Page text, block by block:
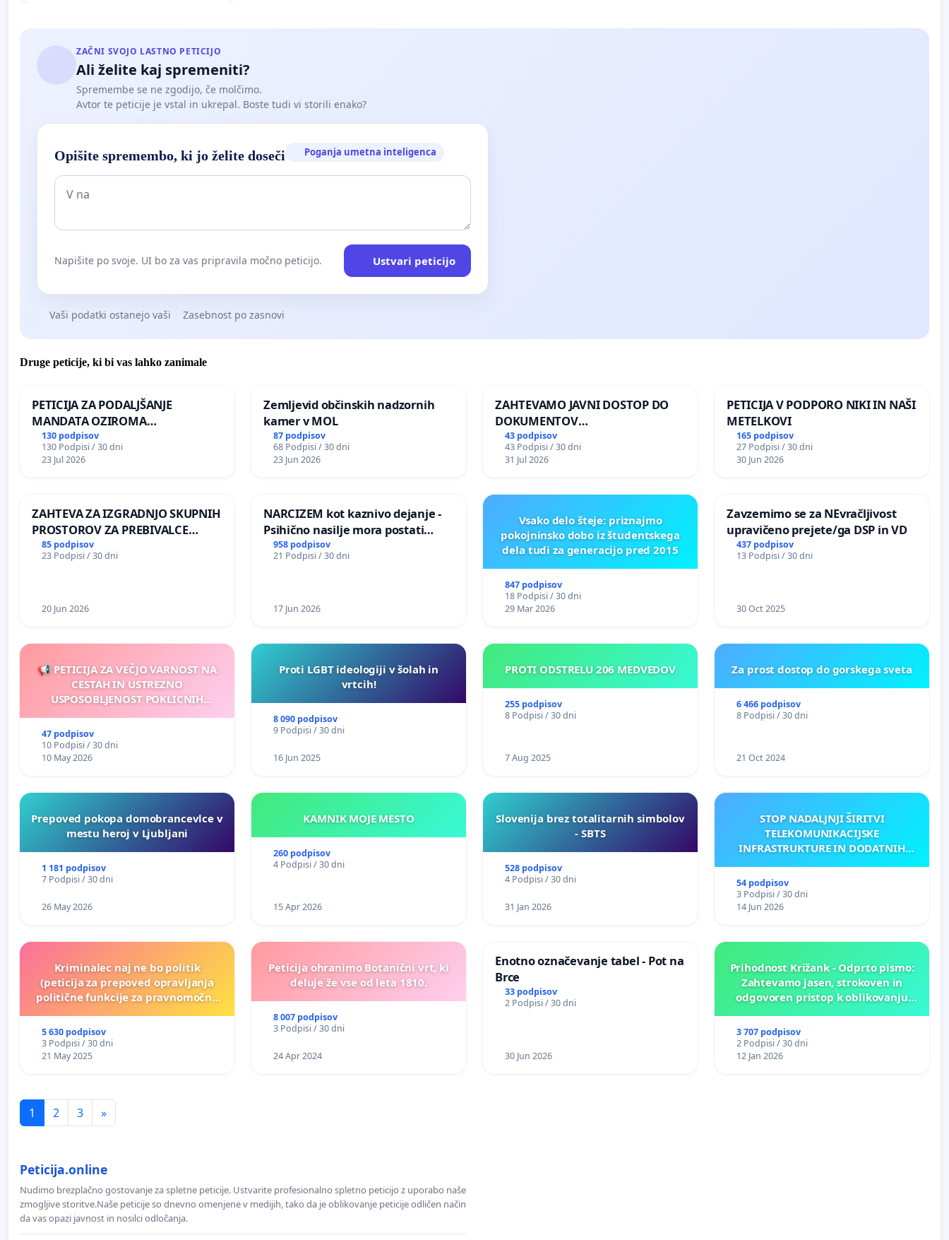
ZAČNI SVOJO LASTNO PETICIJO
Ali želite kaj spremeniti?
Spremembe se ne zgodijo, če molčimo.
Avtor te peticije je vstal in ukrepal. Boste tudi vi storili enako?
Opišite spremembo, ki jo želite doseči Poganja umetna inteligenca
Napišite po svoje. UI bo za vas pripravila močno peticijo. Ustvari peticijo
Vaši podatki ostanejo vaši Zasebnost po zasnovi
Druge peticije, ki bi vas lahko zanimale
PETICIJA ZA PODALJŠANJE
MANDATA OZIROMA
ČIMPREJŠNJO PONOVNO
NAPOTITEV GOSPODA BERNARDA
ŠRAJNERJA NA VELEPOSLANIŠTVO
130 podpisov
130 Podpisi / 30 dni
23 Jul 2026
Zemljevid občinskih nadzornih
kamer v MOL
87 podpisov
68 Podpisi / 30 dni
23 Jun 2026
ZAHTEVAMO JAVNI DOSTOP DO
DOKUMENTOV
PARLAMENTARNIH
PREISKOVALNIH KOMISIJ O
ILEGALNI TRGOVINI Z OROŽJEM
43 podpisov
43 Podpisi / 30 dni
31 Jul 2026
PETICIJA V PODPORO NIKI IN NAŠI
METELKOVI
165 podpisov
27 Podpisi / 30 dni
30 Jun 2026
ZAHTEVA ZA IZGRADNJO SKUPNIH
PROSTOROV ZA PREBIVALCE
KRAJEVNE SKUPNOSTI
PRESTRANEK
85 podpisov
23 Podpisi / 30 dni
20 Jun 2026
NARCIZEM kot kaznivo dejanje -
Psihično nasilje mora postati
enako prepoznano kot fizično
nasilje
958 podpisov
21 Podpisi / 30 dni
17 Jun 2026
Vsako delo šteje: priznajmo
pokojninsko dobo iz študentskega
dela tudi za generacijo pred 2015
847 podpisov
18 Podpisi / 30 dni
29 Mar 2026
Zavzemimo se za NEvračljivost
upravičeno prejete/ga DSP in VD
437 podpisov
13 Podpisi / 30 dni
30 Oct 2025
📢 PETICIJA ZA VEČJO VARNOST NA
CESTAH IN USTREZNO
USPOSOBLJENOST POKLICNIH
47 podpisov
10 Podpisi / 30 dni
10 May 2026
Proti LGBT ideologiji v šolah in
vrtcih!
8 090 podpisov
9 Podpisi / 30 dni
16 Jun 2025
PROTI ODSTRELU 206 MEDVEDOV
255 podpisov
8 Podpisi / 30 dni
7 Aug 2025
Za prost dostop do gorskega sveta
6 466 podpisov
8 Podpisi / 30 dni
21 Oct 2024
Prepoved pokopa domobrancevlce v
mestu heroj v Ljubljani
1 181 podpisov
7 Podpisi / 30 dni
26 May 2026
KAMNIK MOJE MESTO
260 podpisov
4 Podpisi / 30 dni
15 Apr 2026
Slovenija brez totalitarnih simbolov
- SBTS
528 podpisov
4 Podpisi / 30 dni
31 Jan 2026
STOP NADALJNJI ŠIRITVI
TELEKOMUNIKACIJSKE
INFRASTRUKTURE IN DODATNIH
54 podpisov
3 Podpisi / 30 dni
14 Jun 2026
Kriminalec naj ne bo politik
(peticija za prepoved opravljanja
politične funkcije za pravnomočno
5 630 podpisov
3 Podpisi / 30 dni
21 May 2025
Peticija ohranimo Botanični vrt, ki
deluje že vse od leta 1810.
8 007 podpisov
3 Podpisi / 30 dni
24 Apr 2024
Enotno označevanje tabel - Pot na
Brce
33 podpisov
2 Podpisi / 30 dni
30 Jun 2026
Prihodnost Križank - Odprto pismo:
Zahtevamo jasen, strokoven in
odgovoren pristop k oblikovanju
3 707 podpisov
2 Podpisi / 30 dni
12 Jan 2026
1 2 3 »
Peticija.online
Nudimo brezplačno gostovanje za spletne peticije. Ustvarite profesionalno spletno peticijo z uporabo naše
zmogljive storitve.Naše peticije so dnevno omenjene v medijih, tako da je oblikovanje peticije odličen način
da vas opazi javnost in nosilci odločanja.